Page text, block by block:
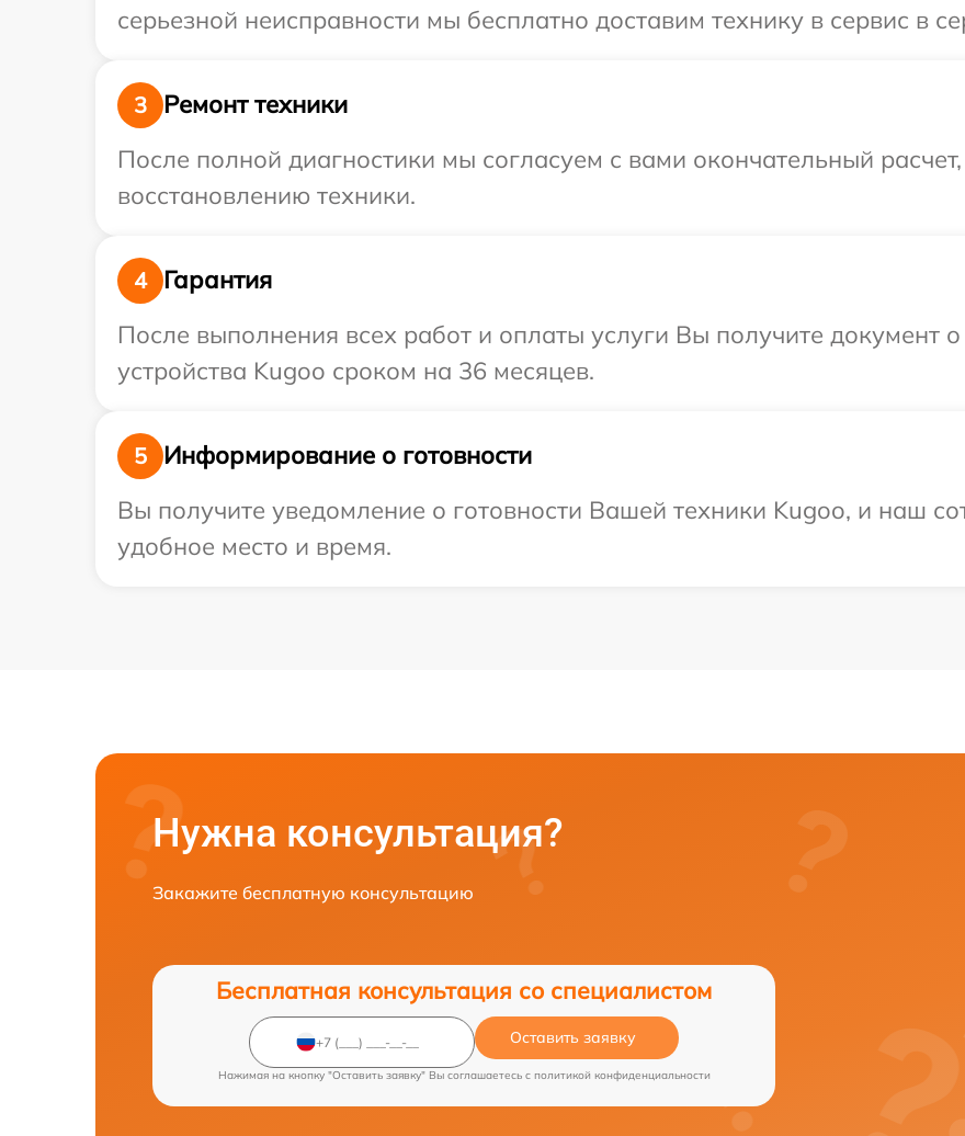
серьезной неисправности мы бесплатно доставим технику в сервис в
3
Ремонт техники
После полной диагностики мы согласуем с вами окончательный
восстановлению техники.
4
Гарантия
После выполнения всех работ и оплаты услуги Вы получите документ
устройства Kugoo сроком на 36 месяцев.
5
Информирование о готовности
Вы получите уведомление о готовности Вашей техники Kugoo, и наш
удобное место и время.
Нужна консультация?
Закажите бесплатную консультацию
Бесплатная консультация со специалистом
Оставить заявку
Нажимая на кнопку "Оставить заявку" Вы соглашаетесь c политикой конфиденциальности